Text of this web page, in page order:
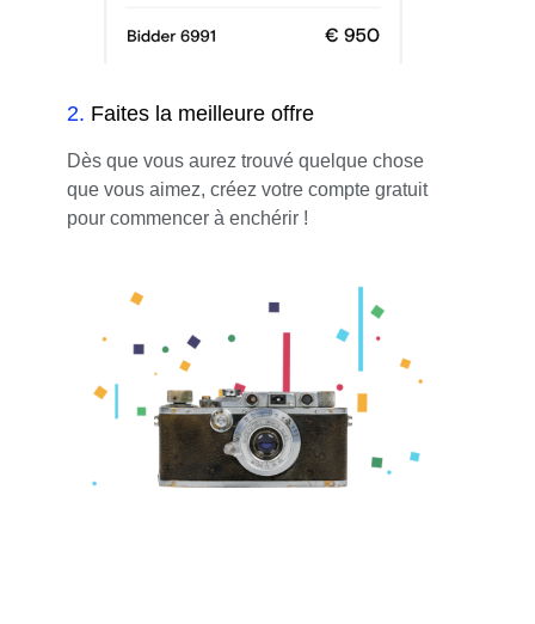
2. Faites la meilleure offre
Dès que vous aurez trouvé quelque chose
que vous aimez, créez votre compte gratuit
pour commencer à enchérir !